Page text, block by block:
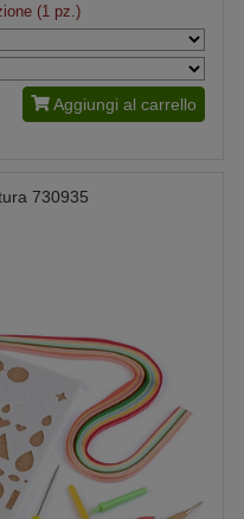
(1 pz.)
Aggiungi al carrello
730935